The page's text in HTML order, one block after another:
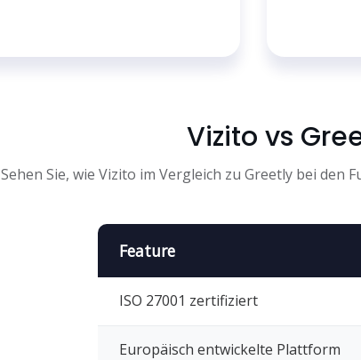
Vizito vs
Sehen Sie, wie Vizito im Vergleich zu Greetly bei den
Feature
ISO 27001 zertifiziert
Europäisch entwickelte Plattform